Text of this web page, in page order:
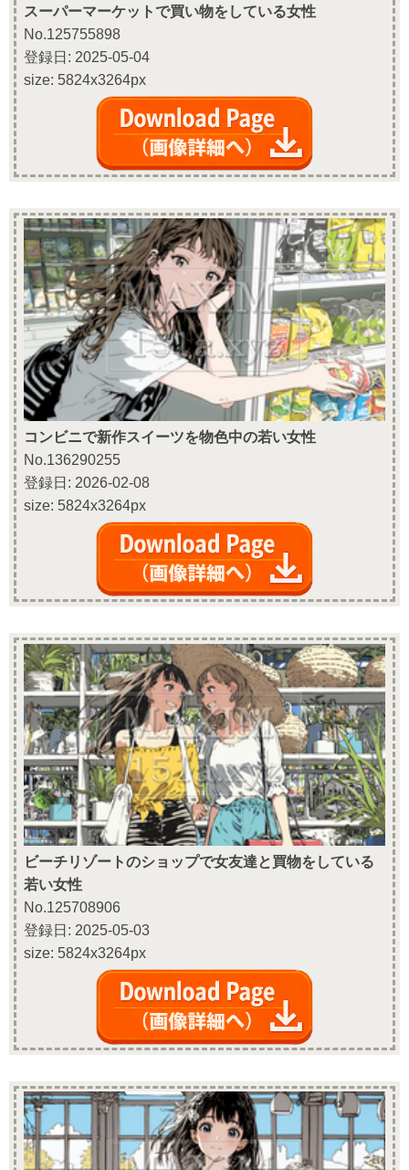
スーパーマーケットで買い物をしている女性
No.125755898
登録日: 2025-05-04
size: 5824x3264px
コンビニで新作スイーツを物色中の若い女性
No.136290255
登録日: 2026-02-08
size: 5824x3264px
ビーチリゾートのショップで女友達と買物をしている
若い女性
No.125708906
登録日: 2025-05-03
size: 5824x3264px